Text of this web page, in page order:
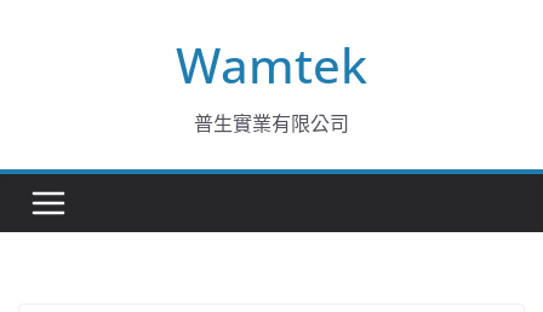
Wamtek
普生實業有限公司